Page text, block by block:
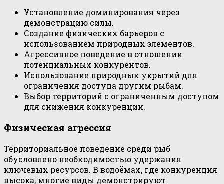
Установление доминирования через
демонстрацию силы.
Создание физических барьеров с
использованием природных элементов.
Агрессивное поведение в отношении
потенциальных конкурентов.
Использование природных укрытий для
ограничения доступа другим рыбам.
Выбор территорий с ограниченным доступом
для снижения конкуренции.
Физическая агрессия
Территориальное поведение среди рыб
обусловлено необходимостью удержания
ключевых ресурсов. В водоёмах, где конкуренция
высока, многие виды демонстрируют